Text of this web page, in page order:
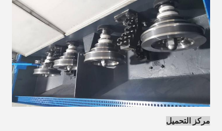
مركز التحميل